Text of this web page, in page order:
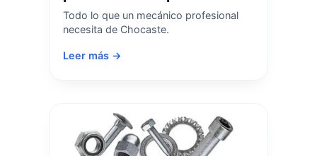
Todo lo que un mecánico profesional
necesita de Chocaste.
Leer más →